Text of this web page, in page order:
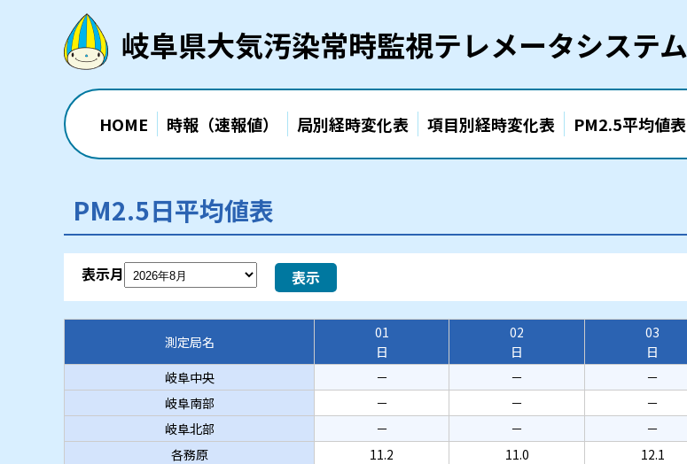
岐阜県大気汚染常時監視テレメータシステム
HOME 時報（速報値） 局別経時変化表 項目別経時変化表 PM2.5平均値表
PM2.5日平均値表
表示月 表示
測定局名
01
日
02
日
03
日
岐阜中央
－ － －
岐阜南部
－ － －
岐阜北部
－ － －
各務原
11.2 11.0 12.1